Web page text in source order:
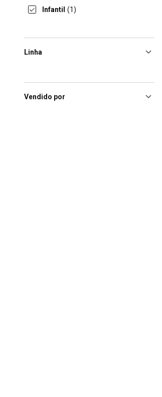
Infantil (1)
Linha
Vendido por